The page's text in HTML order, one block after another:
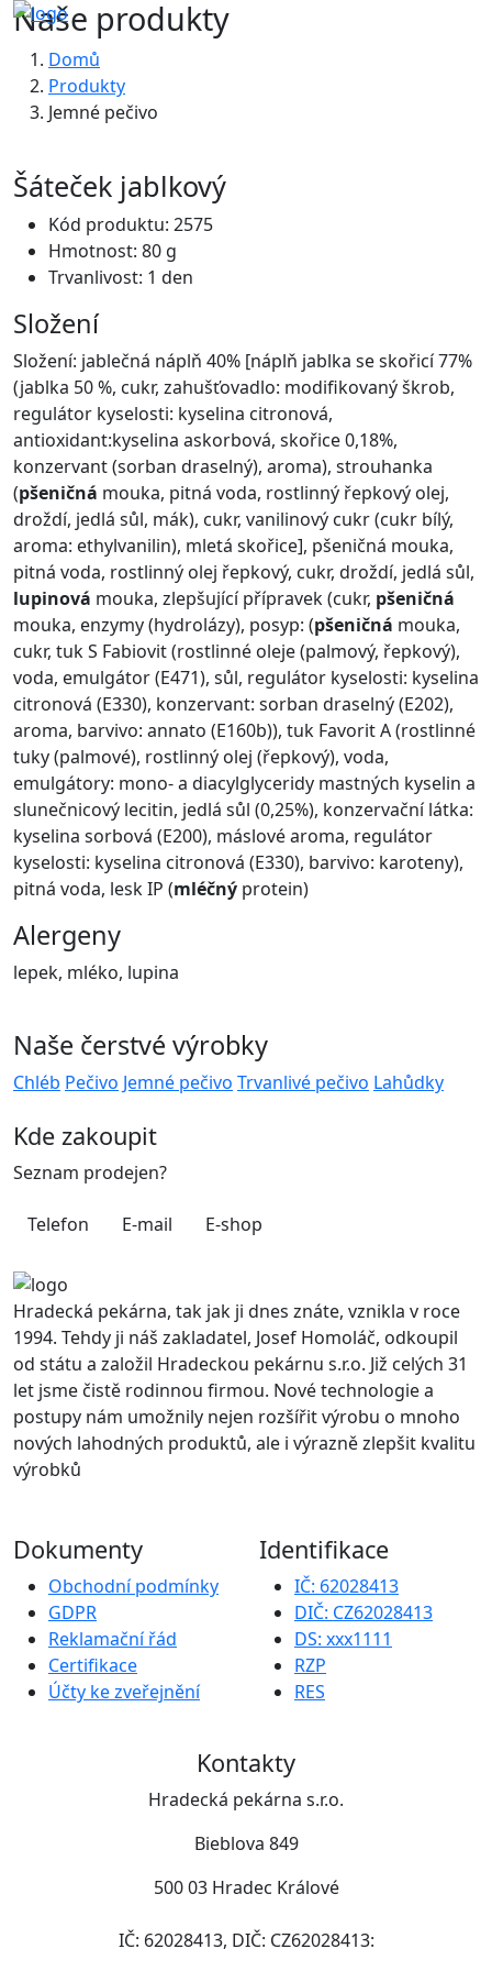
Naše produkty
Domů
Produkty
Jemné pečivo
Šáteček jablkový
Kód produktu: 2575
Hmotnost: 80 g
Trvanlivost: 1 den
Složení
Složení: jablečná náplň 40% [náplň jablka se skořicí 77%
(jablka 50 %, cukr, zahušťovadlo: modifikovaný škrob,
regulátor kyselosti: kyselina citronová,
antioxidant:kyselina askorbová, skořice 0,18%,
konzervant (sorban draselný), aroma), strouhanka
(pšeničná mouka, pitná voda, rostlinný řepkový olej,
droždí, jedlá sůl, mák), cukr, vanilinový cukr (cukr bílý,
aroma: ethylvanilin), mletá skořice], pšeničná mouka,
pitná voda, rostlinný olej řepkový, cukr, droždí, jedlá sůl,
lupinová mouka, zlepšující přípravek (cukr, pšeničná
mouka, enzymy (hydrolázy), posyp: (pšeničná mouka,
cukr, tuk S Fabiovit (rostlinné oleje (palmový, řepkový),
voda, emulgátor (E471), sůl, regulátor kyselosti: kyselina
citronová (E330), konzervant: sorban draselný (E202),
aroma, barvivo: annato (E160b)), tuk Favorit A (rostlinné
tuky (palmové), rostlinný olej (řepkový), voda,
emulgátory: mono- a diacylglyceridy mastných kyselin a
slunečnicový lecitin, jedlá sůl (0,25%), konzervační látka:
kyselina sorbová (E200), máslové aroma, regulátor
kyselosti: kyselina citronová (E330), barvivo: karoteny),
pitná voda, lesk IP (mléčný protein)
Alergeny
lepek, mléko, lupina
Naše čerstvé výrobky
Chléb Pečivo Jemné pečivo Trvanlivé pečivo Lahůdky
Kde zakoupit
Seznam prodejen?
Telefon E-mail E-shop
Hradecká pekárna, tak jak ji dnes znáte, vznikla v roce
1994. Tehdy ji náš zakladatel, Josef Homoláč, odkoupil
od státu a založil Hradeckou pekárnu s.r.o. Již celých 31
let jsme čistě rodinnou firmou. Nové technologie a
postupy nám umožnily nejen rozšířit výrobu o mnoho
nových lahodných produktů, ale i výrazně zlepšit kvalitu
výrobků
Dokumenty
Obchodní podmínky
GDPR
Reklamační řád
Certifikace
Účty ke zveřejnění
Identifikace
IČ: 62028413
DIČ: CZ62028413
DS: xxx1111
RZP
RES
Kontakty
Hradecká pekárna s.r.o.
Bieblova 849
500 03 Hradec Králové
IČ: 62028413, DIČ: CZ62028413: